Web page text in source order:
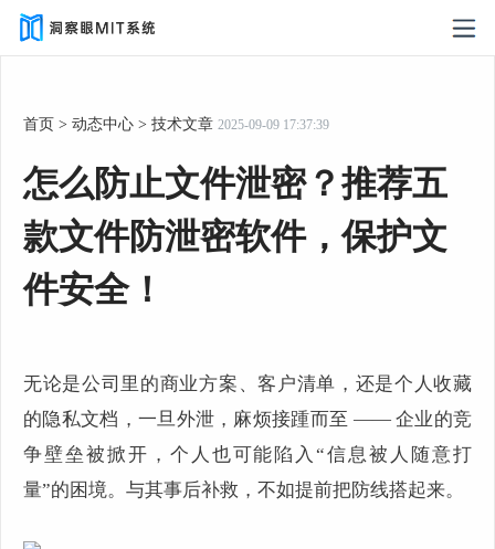
首页 > 动态中心 > 技术文章 2025-09-09 17:37:39
怎么防止文件泄密？推荐五
款文件防泄密软件，保护文
件安全！
无论是公司里的商业方案、客户清单，还是个人收藏
的隐私文档，一旦外泄，麻烦接踵而至 —— 企业的竞
争壁垒被掀开，个人也可能陷入“信息被人随意打
量”的困境。与其事后补救，不如提前把防线搭起来。